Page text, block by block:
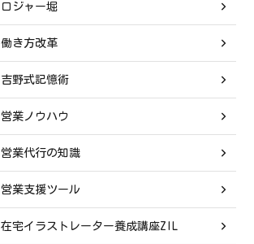
ロジャー堀
働き方改革
吉野式記憶術
営業ノウハウ
営業代行の知識
営業支援ツール
在宅イラストレーター養成講座ZIL